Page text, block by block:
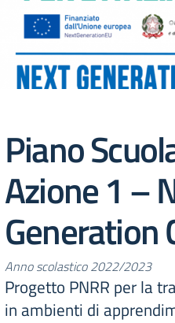
Piano
Azione 1 –
Generation
Anno scolastico 2022/2023
Progetto PNRR per la
in ambienti di